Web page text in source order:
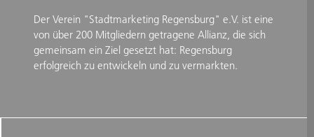
Der Verein "Stadtmarketing Regensburg" e.V. ist eine
von über 200 Mitgliedern getragene Allianz, die sich
gemeinsam ein Ziel gesetzt hat: Regensburg
erfolgreich zu entwickeln und zu vermarkten.